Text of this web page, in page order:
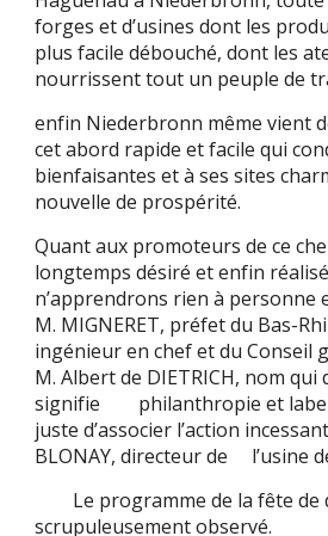
forges et d’usines dont les
plus facile débouché, dont les
nourrissent tout un peuple de
enfin Niederbronn même vient
cet abord rapide et facile qui
bienfaisantes et à ses sites
nouvelle de prospérité.
Quant aux promoteurs de ce
longtemps désiré et enfin
n’apprendrons rien à personne
M. MIGNERET, préfet du Bas-
ingénieur en chef et du Conseil
M. Albert de DIETRICH, nom
signifie philanthropie et
juste d’associer l’action
BLONAY, directeur de l’usine
Le programme de la fête de
scrupuleusement observé.